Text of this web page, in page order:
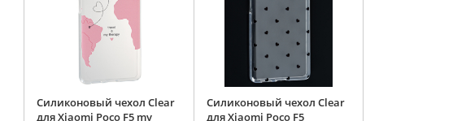
Силиконовый чехол Clear
для Xiaomi Poco F5 my
Силиконовый чехол Clear
для Xiaomi Poco F5